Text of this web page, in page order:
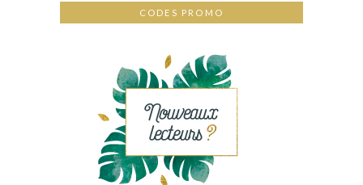
CODES PROMO